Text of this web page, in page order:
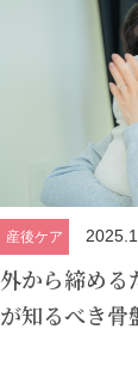
産後ケア
外から締める
が知るべき骨